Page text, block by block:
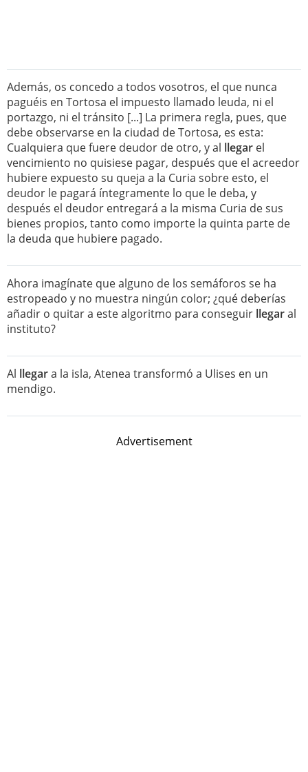
Además, os concedo a todos vosotros, el que nunca
paguéis en Tortosa el impuesto llamado leuda, ni el
portazgo, ni el tránsito [...] La primera regla, pues, que
debe observarse en la ciudad de Tortosa, es esta:
Cualquiera que fuere deudor de otro, y al llegar el
vencimiento no quisiese pagar, después que el acreedor
hubiere expuesto su queja a la Curia sobre esto, el
deudor le pagará íntegramente lo que le deba, y
después el deudor entregará a la misma Curia de sus
bienes propios, tanto como importe la quinta parte de
la deuda que hubiere pagado.
Ahora imagínate que alguno de los semáforos se ha
estropeado y no muestra ningún color; ¿qué deberías
añadir o quitar a este algoritmo para conseguir llegaral
instituto?
Al llegara la isla, Atenea transformó a Ulises en un
mendigo.
Advertisement